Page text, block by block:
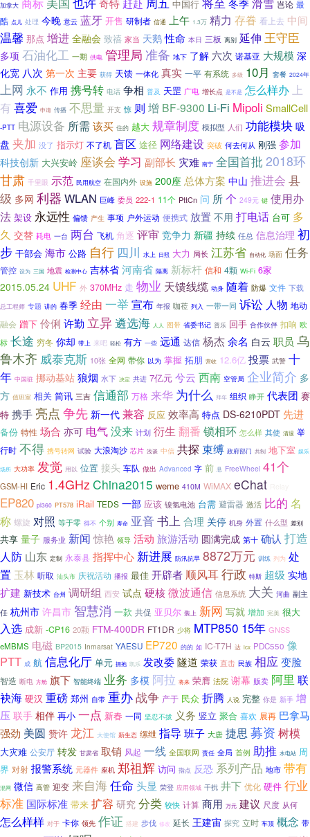
加拿大 奇特 中国行 冬季 岂论 最
酷 点儿 处理 今晚 意云 蓝牙 开售 研制者 信通 上午 1.3万 精力 存眷 看上去 中间
温馨 那点 增进 全融会 致禧 家当 天鹅 性命 本日 三板 离别 延伸 王守臣
多项 石油化工 一期 供电 管理局 准备 地下 了解 六次 诺基亚 大规模 深
化宽 八次 第一次 主要 获得 天馈 一体化 真实 一平 有系统 多级 10月 套餐 2024年
上网 永不 作用 携号转 电话 争相 普及 天罡 广电 增长点 是不是 怎么样办 上
有 喜爱 申请 传播 不思量 开支 惊 则 增 BF-9300 Li-Fi Mipoli SmallCell
-PTT 电源设备 所需 该买 住的 越大 规章制度 模拟型 人们 功能模块 吸
盘 夹加 没了 指示灯 不了机 盲区 途径 网络建设 突破 何去何从 刚强 参加
科技创新 大兴安岭 座谈会 学习 副部长 灾难 南宁 全国首批 2018环
甘肃 千里眼 示范 民用航空 在国内外 设施 200座 总体方案 中山 推进会 县
级 多网 利器 WLAN 巨峰 委员 222-1 11个 PttCn 问 所个 249元 键 使用办
法 架设 永远性 偏馈 产生 事项 户外运动 便携式 放置 不用 打电话 台可 多
久 交替 耗电 一台 两台 飞机 角逐 评审 竞争力 新疆 持续 任总 信息治理 初
步 干部会 海市 公路 自行 四川 水上 日照 大力 局长 江苏省 自动化 场面 任务
管控 设为 三国 地震 检测中心 吉林省 河南省 隔离 新标杆 信和 4颗 Wi-Fi 6家
2015.05.24 UHF 外 370MHz 走 物业 天馈线缆 动身 随着 防爆 文件 下载
总工程师 专题 讲的 春季 经由 一举宣布 年报 咖莅 列入 一带一同 诉讼 人物 地动
融会 蹭下 伶俐 许勤 立异遴选海 人人 图带 省委书记 普乐 回手 合作伙伴 扣响 欧
标 长途 穷冬 你却 带上 来吧 轻松 有方 一些 远通 达信 杨杰余名 白云 职员 乌
鲁木齐 威泰克斯 10张 全网 带你 以为 掌握 拓朋 营收 12.6亿 投票 武警 十
年 中国驻 挪动基站狼烟 水下 决定 共进 7亿元 兮云 西南 空管局 企业简介 多
方 值班室 相关 简讯 三吉 信通部 万格 来华 为什么 拜年 组织 睁开 代表团 赛
特 携手 亮点 争先 新一代兼容 反应 效率高 特点 DS-6210PDT 先进
备份 特性 场合 亦可 电气没来 计划 衍生 翻番 锁相环 怎么样 其使 清退 举
行时 不得 携号转网 试验 大浪淘沙 芯片 浅谈 中信 共探 束缚 政府部门 共制 地下室 娱乐
场所 大功率 发觉 用以 位置 接头 车队 做出 Advanced 字 前 悬 FreeWheel 41个
GSM-HI Eric 1.4GHzChina2015 weme 410M WiMAX eChat
EP820 pl360 PT578 iRail TEDS 一部 应该 镍氢电池 台需 避雷器 激活 比的 名
称 螺旋 对照 等于零 得不 个别 寿命 亚音书上 合理 关停 机身 外置 什么型 差别
共享 量子 服务业 新闻 惊艳 领导 活动 旅游活动 圆满完成 第十 确认 打造
人防 山东 定制 永泰县 指挥中心 新进展 防汛抗旱 8872万元 训练 列为 处
置 玉林 听取 汕头市 庆祝活动 播报 最佳 开辟者 顺风耳行政 特斯 超级 实地
扩建 新技术 台州 调研组 西安 试点 硬核微波通信 信息系统 大关 河曲 副主
任 杭州市 许昌市 智慧消 一款 共促 亚贝尔 装上 新网 写就 增加 完美 很大
入选 成新 -CP16 20颗 FTM-400DR FT1DR 少将 MTP850 15年 GNSS
eMBMS 电磁 BP2015 Inmarsat YAESU EP720 的的 如 IC-T7H 达 lcx PDC550 像
PTT 成 航 信息化厅 单元 拥抱 凯乐 发改委隧道 荣获 直击 民族 相应变脸
智造 断电 方舱 旗下 智能终端 业务 多模 阿拉 将来 荣膺 法院 谢幕 贩卖 阿里 联
袂海 硬汉 重磅 郑州 自带 重办战争 产于 民众 折腾 人说 完整 你是 新手 增
压 联手 相伴 再小 一点 新春 一同 坚忍不拔 义务 竖立 聚合 喜欢 展再 巴拿马
强劲 美圆 赞许 龙江 大使馆 新生态 缧绁 指导 班子 大唐 捷思 募资 树模
大灾难 公安厅 转发 甘肃省 取销 风起 一线 全国联网 责任 全局 首例 助推 水电站 周
界 对射 报警系统 元器件 座机 郑祖辉 访问 指点 反恐 系列产品 地市 带有
混网 微信 高管 迎变 来自海任命 头显 荣登 应用领域 干扰 井下 优化 硬件 行业
标准 国际标准 带来 扩容 研究 分类 较快 计算 商用 万元 建议 尺度 从何
怎么样样 对于 卡你 领先 作证 搭建 步伐 修改 延长 王建宙 探究 立时 车顶 概念 带